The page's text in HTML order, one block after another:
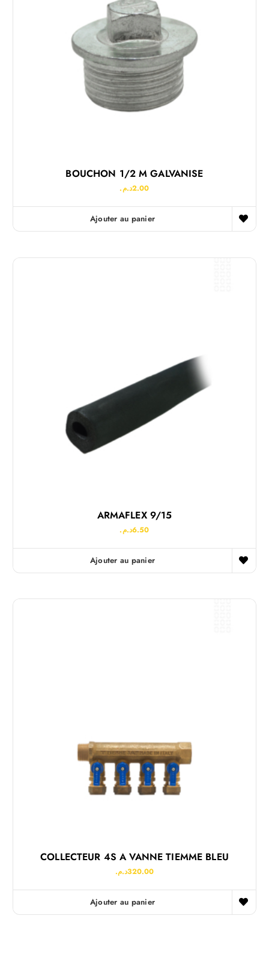
BOUCHON 1/2 M GALVANISE
2.00د.م.
Ajouter au panier
ARMAFLEX 9/15
6.50د.م.
Ajouter au panier
COLLECTEUR 4S A VANNE TIEMME BLEU
320.00د.م.
Ajouter au panier